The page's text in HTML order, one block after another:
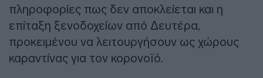
πληροφορίες πως δεν αποκλείεται και η
επίταξη ξενοδοχείων από Δευτέρα,
προκειμένου να λειτουργήσουν ως χώρους
καραντίνας για τον κορονοϊό.